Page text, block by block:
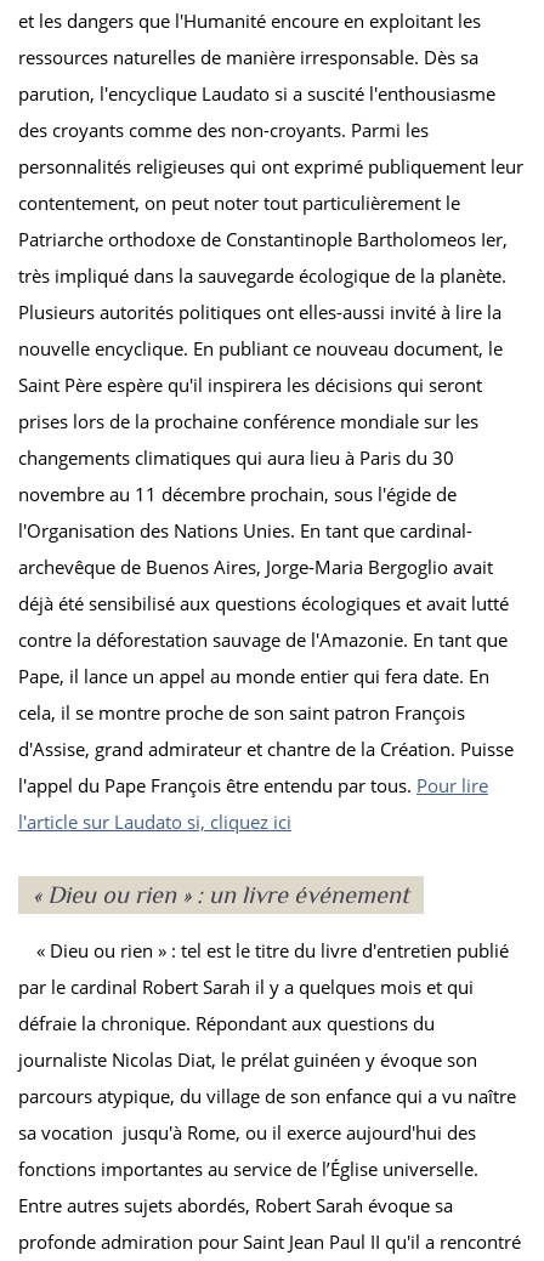
et les dangers que l'Humanité encoure en exploitant les
ressources naturelles de manière irresponsable. Dès sa
parution, l'encyclique Laudato si a suscité l'enthousiasme
des croyants comme des non-croyants. Parmi les
personnalités religieuses qui ont exprimé publiquement leur
contentement, on peut noter tout particulièrement le
Patriarche orthodoxe de Constantinople Bartholomeos Ier,
très impliqué dans la sauvegarde écologique de la planète.
Plusieurs autorités politiques ont elles-aussi invité à lire la
nouvelle encyclique. En publiant ce nouveau document, le
Saint Père espère qu'il inspirera les décisions qui seront
prises lors de la prochaine conférence mondiale sur les
changements climatiques qui aura lieu à Paris du 30
novembre au 11 décembre prochain, sous l'égide de
l'Organisation des Nations Unies. En tant que cardinal-
archevêque de Buenos Aires, Jorge-Maria Bergoglio avait
déjà été sensibilisé aux questions écologiques et avait lutté
contre la déforestation sauvage de l'Amazonie. En tant que
Pape, il lance un appel au monde entier qui fera date. En
cela, il se montre proche de son saint patron François
d'Assise, grand admirateur et chantre de la Création. Puisse
l'appel du Pape François être entendu par tous. Pour lire
l'article sur Laudato si, cliquez ici
« Dieu ou rien » : un livre événement
« Dieu ou rien » : tel est le titre du livre d'entretien publié
par le cardinal Robert Sarah il y a quelques mois et qui
défraie la chronique. Répondant aux questions du
journaliste Nicolas Diat, le prélat guinéen y évoque son
parcours atypique, du village de son enfance qui a vu naître
sa vocation jusqu'à Rome, ou il exerce aujourd'hui des
fonctions importantes au service de l’Église universelle.
Entre autres sujets abordés, Robert Sarah évoque sa
profonde admiration pour Saint Jean Paul II qu'il a rencontré